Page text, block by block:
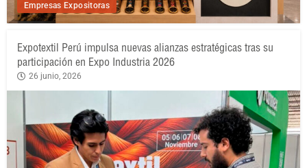
Empresas Expositoras
Expotextil Perú impulsa nuevas alianzas estratégicas tras su
participación en Expo Industria 2026
26 junio, 2026